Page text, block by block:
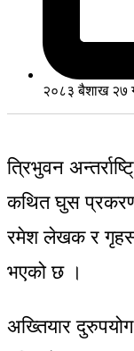
२०८३ बैशाख २७
त्रिभुवन
कथित घुस
रमेश लेखक र
भएको छ ।
अख्तियार